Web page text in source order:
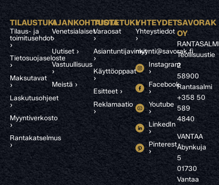
TILAUSTUKI
Tilaus- ja
toimitusehdot
›
Tietosuojaseloste
›
Maksutavat
›
Laskutusohjeet
›
Myyntiverkosto
›
Rantakatselmus
›
AJANKOHTAISTA
Venetsialaiset
›
Uutiset ›
Vastuullisuus
›
Meistä ›
TUOTETUKI
Varaosat
›
Asiantuntijavinkit
›
Käyttöoppaat
›
Esitteet ›
Reklamaatio
›
YHTEYDET
Yhteystiedot
›
myynti@savorak.fi
Instagram
›
Facebook
›
Youtube
›
LinkedIn
›
Pinterest
›
SAVORAK
OY
Teollisuustie
2
58900
Rantasalmi
+358 50
589
4840
VANTAA
Åbynkuja
5
01730
Vantaa